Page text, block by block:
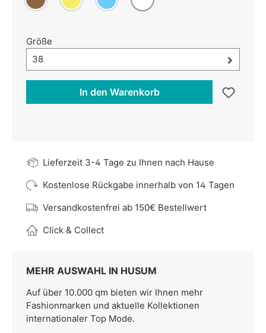
Braun
(Diese Option ist zurzeit nicht verfügbar.)
Gelb Hellblau Weiß
Größe
Größe-Auswahl öffnen, aktuell ausgewählt:
38
In den Warenkorb
Lieferzeit 3-4 Tage zu Ihnen nach Hause
Kostenlose Rückgabe innerhalb von 14 Tagen
Versandkostenfrei ab 150€ Bestellwert
Click & Collect
MEHR AUSWAHL IN HUSUM
Auf über 10.000 qm bieten wir Ihnen mehr
Fashionmarken und aktuelle Kollektionen
internationaler Top Mode.